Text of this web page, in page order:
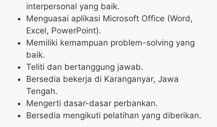
interpersonal yang baik.
Menguasai aplikasi Microsoft Office (Word,
Excel, PowerPoint).
Memiliki kemampuan problem-solving yang
baik.
Teliti dan bertanggung jawab.
Bersedia bekerja di Karanganyar, Jawa
Tengah.
Mengerti dasar-dasar perbankan.
Bersedia mengikuti pelatihan yang diberikan.